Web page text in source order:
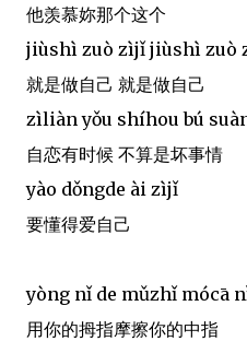
他羡慕妳那个这个
jiùshì zuò zìjǐ jiùshì zuò
就是做自己 就是做自己
zìliàn yǒu shíhou bú
自恋有时候 不算是坏事情
yào dǒngde ài zìjǐ
要懂得爱自己
yòng nǐ de mǔzhǐ mócā
用你的拇指摩擦你的中指